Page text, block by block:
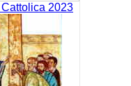
2023